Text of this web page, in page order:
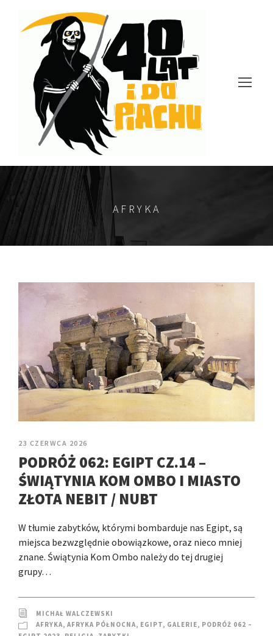
AFRYKA
23 CZERWCA 2026
PODRÓŻ 062: EGIPT CZ.14 –
ŚWIĄTYNIA KOM OMBO I MIASTO
ZŁOTA NEBIT / NUBT
W tłumie zabytków, którymi bombarduje nas Egipt, są
miejsca bezwzględnie obowiązkowe, oraz nieco mniej
znane. Świątynia Kom Ombo należy do tej drugiej
grupy…
MICHAŁ WALCZEWSKI
AFRYKA, AFRYKA PÓŁNOCNA, EGIPT, GALERIE, PODRÓŻ 062 –